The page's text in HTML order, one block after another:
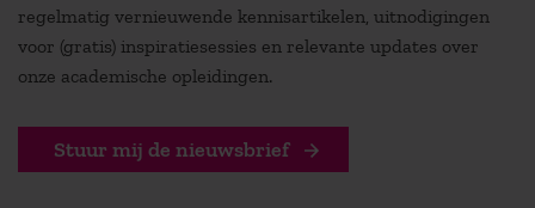
regelmatig vernieuwende kennisartikelen, uitnodigingen
voor (gratis) inspiratiesessies en relevante updates over
onze academische opleidingen.
Stuur mij de nieuwsbrief